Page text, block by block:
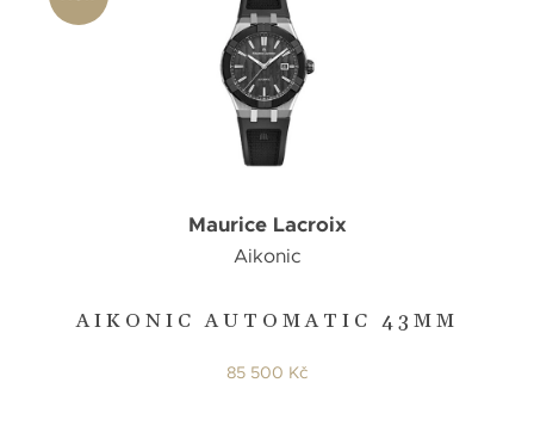
AIKONIC AUTOMATIC 43MM
Maurice Lacroix
Aikonic
85 500 Kč